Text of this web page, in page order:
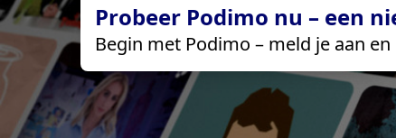
Probeer Podimo nu – een
Begin met Podimo – meld je aan